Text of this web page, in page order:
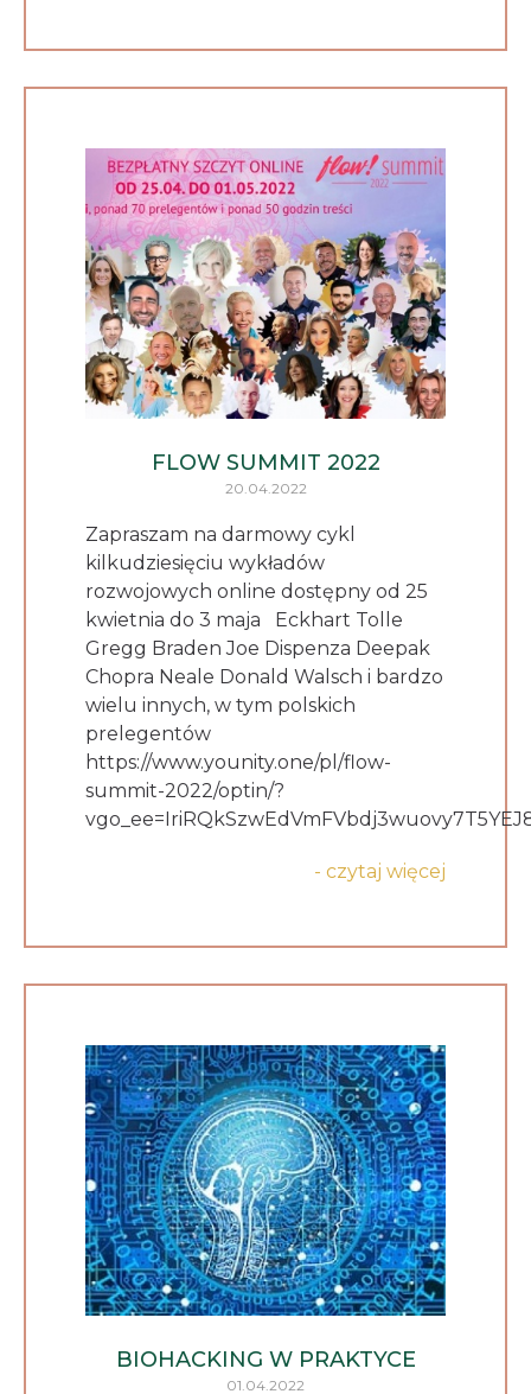
FLOW SUMMIT 2022
20.04.2022
Zapraszam na darmowy cykl
kilkudziesięciu wykładów
rozwojowych online dostępny od 25
kwietnia do 3 maja Eckhart Tolle
Gregg Braden Joe Dispenza Deepak
Chopra Neale Donald Walsch i bardzo
wielu innych, w tym polskich
prelegentów
https://www.younity.one/pl/flow-
summit-2022/optin/?
- czytaj więcej
BIOHACKING W PRAKTYCE
01.04.2022